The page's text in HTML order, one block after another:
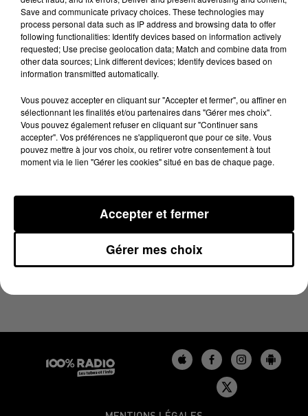
Lecture (1 min 14 sec)
100%
28 novembre 2024 - 1 min 14 sec
L'AGENDA DU BÉARN DU 28/11/2024 À 07H52
Save and communicate privacy choices. These technologies may
process personal data such as IP address and browsing data to offer
following functionalities: Identify devices based on information actively
requested; Use precise geolocation data; Match and combine data from
other data sources; Link different devices; Identify devices based on
information transmitted automatically.
Vous pouvez accepter en cliquant sur "Accepter et fermer", ou affiner en
sélectionnant les finalités et/ou partenaires dans "Gérer mes choix".
Vous pouvez également refuser en cliquant sur "Continuer sans
accepter". Vos préférences ne s'appliqueront que pour ce site. Vous
pouvez mettre à jour vos choix, ou retirer votre consentement à tout
moment via le lien "Gérer les cookies" situé en bas de chaque page.
Gérer mes choix
Accepter et fermer